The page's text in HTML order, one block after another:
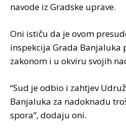
navode iz Gradske uprave.
Oni ističu da je ovom
inspekcija Grada Banjaluka
zakonom i u okviru svojih
“Sud je odbio i zahtjev
Banjaluka za nadoknadu
spora”, dodaju oni.